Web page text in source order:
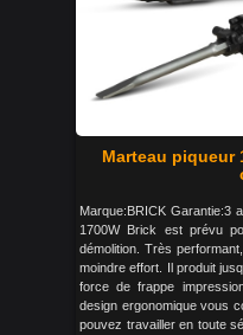
Marteau piqueur
Marque:BRICK Garantie:3
1700W Brick est prévu
démolition. Très
moindre effort. Il produit
force de frappe
design ergonomique vous
pouvez travailler en toute